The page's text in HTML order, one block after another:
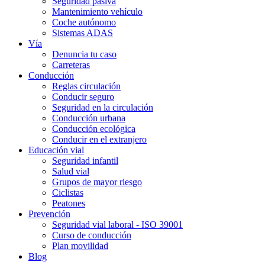
Mantenimiento vehículo
Coche autónomo
Sistemas ADAS
Vía
Denuncia tu caso
Carreteras
Conducción
Reglas circulación
Conducir seguro
Seguridad en la circulación
Conducción urbana
Conducción ecológica
Conducir en el extranjero
Educación vial
Seguridad infantil
Salud vial
Grupos de mayor riesgo
Ciclistas
Peatones
Prevención
Seguridad vial laboral - ISO 39001
Curso de conducción
Plan movilidad
Blog